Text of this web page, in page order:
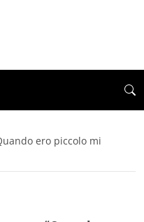
ero piccolo mi